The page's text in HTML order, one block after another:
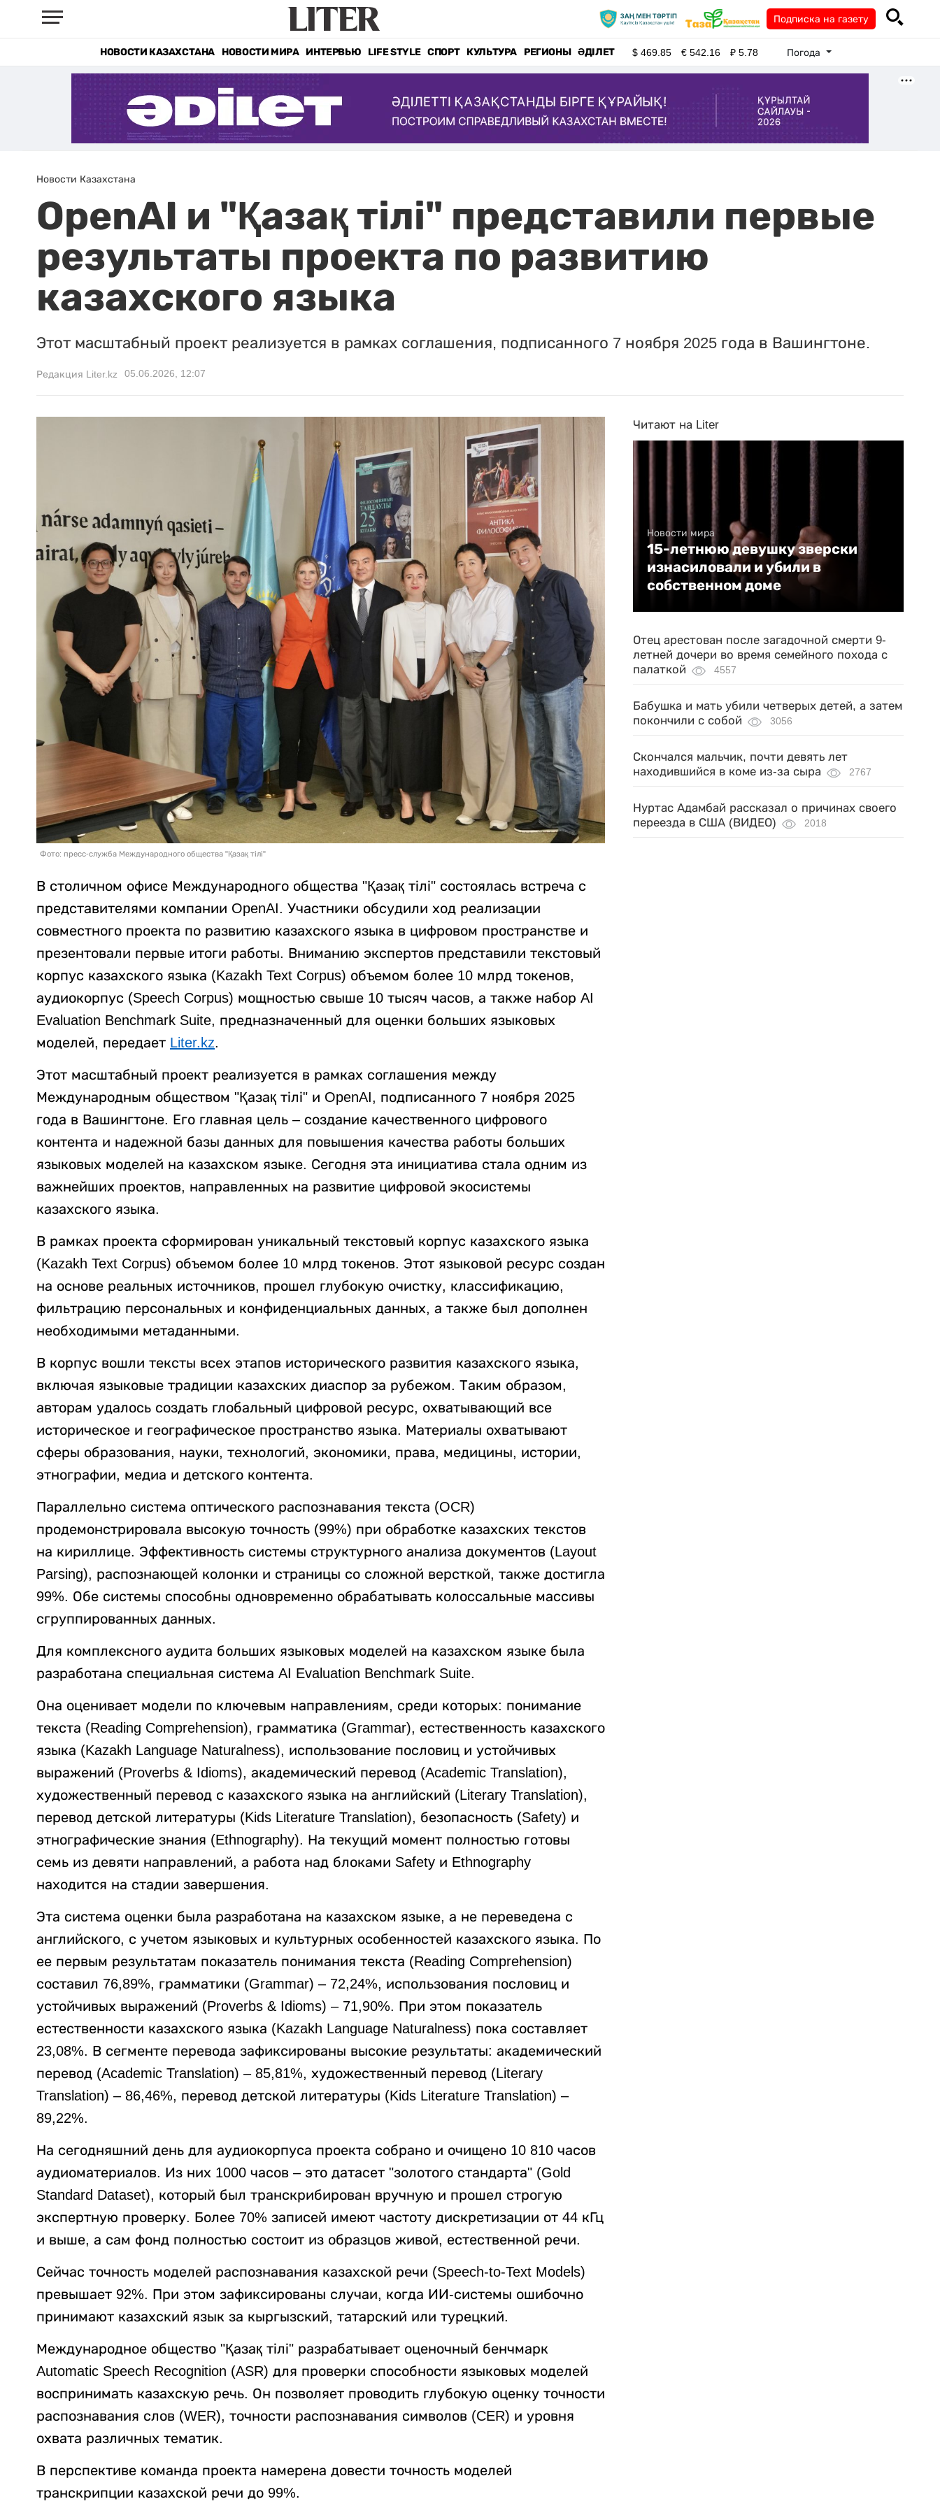
Подписка на газету
НОВОСТИ КАЗАХСТАНА НОВОСТИ МИРА ИНТЕРВЬЮ LIFE STYLE СПОРТ КУЛЬТУРА РЕГИОНЫ ӘДІЛЕТ $469.85 €542.16 ₽5.78 Погода
Новости Казахстана
OpenAI и "Қазақ тілі" представили первые
результаты проекта по развитию
казахского языка
Этот масштабный проект реализуется в рамках соглашения, подписанного 7 ноября 2025 года в Вашингтоне.
Редакция Liter.kz 05.06.2026, 12:07
Фото: пресс-служба Международного общества "Қазақ тілі"
В столичном офисе Международного общества "Қазақ тілі" состоялась встреча с
представителями компании OpenAI. Участники обсудили ход реализации
совместного проекта по развитию казахского языка в цифровом пространстве и
презентовали первые итоги работы. Вниманию экспертов представили текстовый
корпус казахского языка (Kazakh Text Corpus) объемом более 10 млрд токенов,
аудиокорпус (Speech Corpus) мощностью свыше 10 тысяч часов, а также набор AI
Evaluation Benchmark Suite, предназначенный для оценки больших языковых
моделей, передает Liter.kz.
Этот масштабный проект реализуется в рамках соглашения между
Международным обществом "Қазақ тілі" и OpenAI, подписанного 7 ноября 2025
года в Вашингтоне. Его главная цель – создание качественного цифрового
контента и надежной базы данных для повышения качества работы больших
языковых моделей на казахском языке. Сегодня эта инициатива стала одним из
важнейших проектов, направленных на развитие цифровой экосистемы
казахского языка.
В рамках проекта сформирован уникальный текстовый корпус казахского языка
(Kazakh Text Corpus) объемом более 10 млрд токенов. Этот языковой ресурс создан
на основе реальных источников, прошел глубокую очистку, классификацию,
фильтрацию персональных и конфиденциальных данных, а также был дополнен
необходимыми метаданными.
В корпус вошли тексты всех этапов исторического развития казахского языка,
включая языковые традиции казахских диаспор за рубежом. Таким образом,
авторам удалось создать глобальный цифровой ресурс, охватывающий все
историческое и географическое пространство языка. Материалы охватывают
сферы образования, науки, технологий, экономики, права, медицины, истории,
этнографии, медиа и детского контента.
Параллельно система оптического распознавания текста (OCR)
продемонстрировала высокую точность (99%) при обработке казахских текстов
на кириллице. Эффективность системы структурного анализа документов (Layout
Parsing), распознающей колонки и страницы со сложной версткой, также достигла
99%. Обе системы способны одновременно обрабатывать колоссальные массивы
сгруппированных данных.
Для комплексного аудита больших языковых моделей на казахском языке была
разработана специальная система AI Evaluation Benchmark Suite.
Она оценивает модели по ключевым направлениям, среди которых: понимание
текста (Reading Comprehension), грамматика (Grammar), естественность казахского
языка (Kazakh Language Naturalness), использование пословиц и устойчивых
выражений (Proverbs & Idioms), академический перевод (Academic Translation),
художественный перевод с казахского языка на английский (Literary Translation),
перевод детской литературы (Kids Literature Translation), безопасность (Safety) и
этнографические знания (Ethnography). На текущий момент полностью готовы
семь из девяти направлений, а работа над блоками Safety и Ethnography
находится на стадии завершения.
Эта система оценки была разработана на казахском языке, а не переведена с
английского, с учетом языковых и культурных особенностей казахского языка. По
ее первым результатам показатель понимания текста (Reading Comprehension)
составил 76,89%, грамматики (Grammar) – 72,24%, использования пословиц и
устойчивых выражений (Proverbs & Idioms) – 71,90%. При этом показатель
естественности казахского языка (Kazakh Language Naturalness) пока составляет
23,08%. В сегменте перевода зафиксированы высокие результаты: академический
перевод (Academic Translation) – 85,81%, художественный перевод (Literary
Translation) – 86,46%, перевод детской литературы (Kids Literature Translation) –
89,22%.
На сегодняшний день для аудиокорпуса проекта собрано и очищено 10 810 часов
аудиоматериалов. Из них 1000 часов – это датасет "золотого стандарта" (Gold
Standard Dataset), который был транскрибирован вручную и прошел строгую
экспертную проверку. Более 70% записей имеют частоту дискретизации от 44 кГц
и выше, а сам фонд полностью состоит из образцов живой, естественной речи.
Сейчас точность моделей распознавания казахской речи (Speech-to-Text Models)
превышает 92%. При этом зафиксированы случаи, когда ИИ-системы ошибочно
принимают казахский язык за кыргызский, татарский или турецкий.
Международное общество "Қазақ тілі" разрабатывает оценочный бенчмарк
Automatic Speech Recognition (ASR) для проверки способности языковых моделей
воспринимать казахскую речь. Он позволяет проводить глубокую оценку точности
распознавания слов (WER), точности распознавания символов (CER) и уровня
охвата различных тематик.
В перспективе команда проекта намерена довести точность моделей
транскрипции казахской речи до 99%.
Читают на Liter
Новости мира
15-летнюю девушку зверски
изнасиловали и убили в
собственном доме
Отец арестован после загадочной смерти 9-
летней дочери во время семейного похода с
палаткой
4557
Бабушка и мать убили четверых детей, а затем
покончили с собой
3056
Скончался мальчик, почти девять лет
находившийся в коме из-за сыра
2767
Нуртас Адамбай рассказал о причинах своего
переезда в США (ВИДЕО)
2018